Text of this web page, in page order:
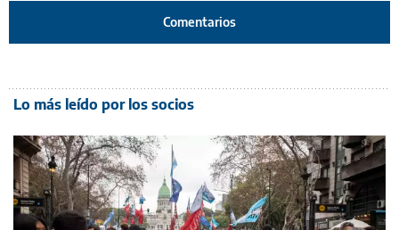
Comentarios
Lo más leído por los socios